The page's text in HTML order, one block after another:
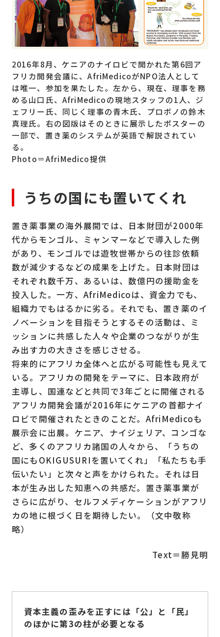
2016年8月、ケニアのナイロビで開かれた第6回ア
フリカ開発会議に、AfriMedicoがNPO法人として
は唯一、参加を果たした。左から、現在、理事を務
める山口氏、AfriMedicoの現地スタッフの1人、ジ
ェフリー氏、同じく理事の青木氏、プロボノの鈴木
真理氏。右の図版はそのときに展示したポスターの
一部で、置き薬のシステムが英語で解説されてい
る。
Photo＝AfriMedico提供
うちの国にも置いてくれ
置き薬事業の海外展開では、日本財団が2000年
代からモンゴル、ミャンマーなどで導入した例
があり、モンゴルでは遊牧世帯からの往診依頼
数が減少するなどの成果を上げた。日本財団は
それぞれ数千万、あるいは、数億円の援助金を
投入した。一方、AfriMedicoは、資金力でも、
組織力でもはるかに劣る。それでも、置き薬のイ
ノベーションを目指そうとするその活動は、ミ
ッションに共感した人々や企業のつながりが生
み出す力の大きさを感じさせる。
将来的にアフリカ全体へと広がる可能性も見えて
いる。アフリカの開発をテーマに、日本政府が
主導し、国連などと共同で3年ごとに開催される
アフリカ開発会議が2016年にケニアの首都ナイ
ロビで開催されたときのことだ。AfriMedicoも
展示会に出展。ケニア、ナイジェリア、コンゴな
ど、多くのアフリカ諸国の人々から、「うちの
国にもOKIGUSURIを置いてくれ」「私たちも手
伝いたい」と次々と声をかけられた。それは日
本が生み出した知恵への共感だ。置き薬事業が
さらに広がり、セルフメディケーションがアフリ
カの地に根づく日を期待したい。（文中敬称
略）
Text＝勝見明
資本主義の歪みを正すには「公」と「民」
のほかに第3の柱が必要となる